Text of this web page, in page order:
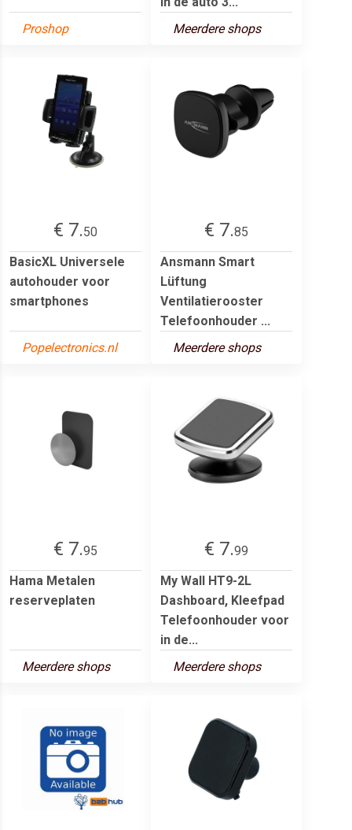
Proshop
Meerdere shops
€ 7.50
BasicXL Universele
autohouder voor
smartphones
Popelectronics.nl
€ 7.85
Ansmann Smart
Lüftung
Ventilatierooster
Telefoonhouder ...
Meerdere shops
€ 7.95
Hama Metalen
reserveplaten
Meerdere shops
€ 7.99
My Wall HT9-2L
Dashboard, Kleefpad
Telefoonhouder voor
in de...
Meerdere shops